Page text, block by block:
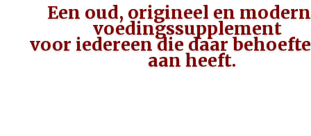
Een oud, origineel en modern
voedingssupplement
voor iedereen die daar behoefte
aan heeft.